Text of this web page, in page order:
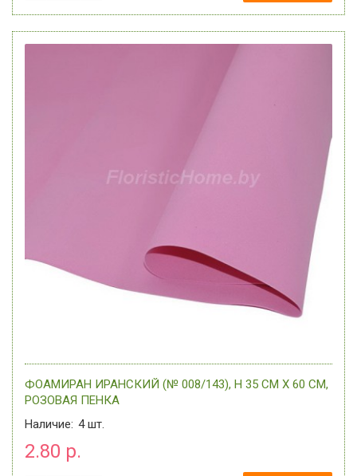
ФОАМИРАН ИРАНСКИЙ (№ 008/143), H 35 СМ Х 60 СМ,
РОЗОВАЯ ПЕНКА
Наличие: 4шт.
2.80 р.